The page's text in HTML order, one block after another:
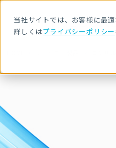
当社サイトでは、お客様に最
詳しくはプライバシーポリシー